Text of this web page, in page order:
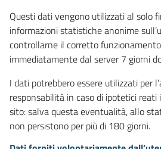
Questi dati vengono utilizzati al solo
informazioni statistiche anonime
controllarne il corretto
immediatamente dal server 7 giorni
I dati potrebbero essere utilizzati per
responsabilità in caso di ipotetici
sito: salva questa eventualità, allo
non persistono per più di 180 giorni.